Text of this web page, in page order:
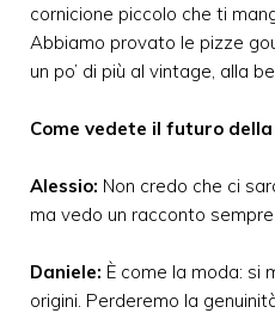
cornicione piccolo che ti
Abbiamo provato le pizze
un po’ di più al vintage, alla
Come vedete il futuro
Alessio: Non credo che ci
ma vedo un racconto
Daniele: È come la moda: si
origini. Perderemo la